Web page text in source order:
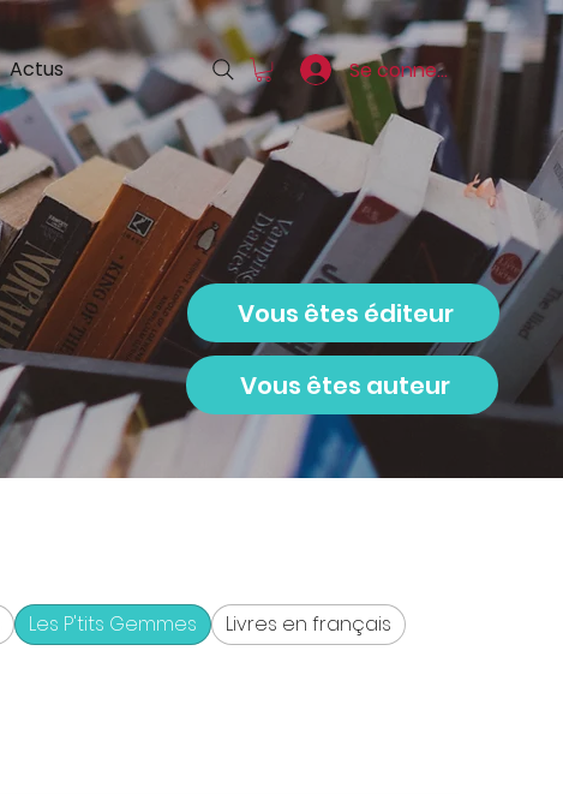
Actus Se connecter
Vous êtes éditeur
Vous êtes auteur
Les P'tits Gemmes
Livres en français